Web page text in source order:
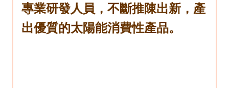
專業研發人員，不斷推陳出新，產
出優質的太陽能消費性產品。